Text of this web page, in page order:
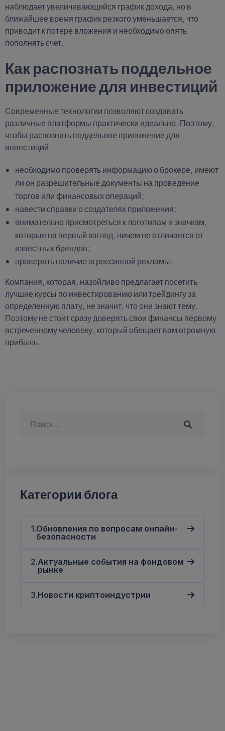
наблюдает увеличивающийся график дохода, но в
ближайшее время график резкого уменьшается, что
приводит к потере вложения и необходимо опять
пополнять счет.
Как распознать поддельное
приложение для инвестиций
Современные технологии позволяют создавать
различные платформы практически идеально. Поэтому,
чтобы распознать поддельное приложение для
инвестиций:
необходимо проверять информацию о брокере, имеют
ли он разрешительные документы на проведение
торгов или финансовых операций;
навести справки о создателях приложения;
внимательно присмотреться к логотипам и значкам,
которые на первый взгляд, ничем не отличается от
известных брендов;
проверять наличие агрессивной рекламы.
Компания, которая, назойливо предлагает посетить
лучшие курсы по инвестированию или трейдингу за
определенную плату, не значит, что они знают тему.
Поэтому не стоит сразу доверять свои финансы первому
встреченному человеку, который обещает вам огромную
прибыль.
Категории блога
Обновления по вопросам онлайн-
безопасности
Актуальные события на фондовом
рынке
Новости криптоиндустрии